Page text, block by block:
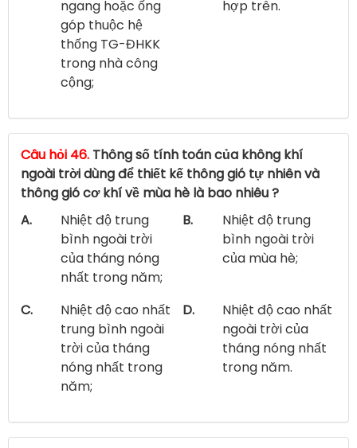
ngang hoặc ống
góp thuộc hệ
thống TG-ĐHKK
trong nhà công
cộng;
hợp trên.
Câu hỏi 46. Thông số tính toán của không khí
ngoài trời dùng để thiết kế thông gió tự nhiên và
thông gió cơ khí về mùa hè là bao nhiêu ?
A.
Nhiệt độ trung
bình ngoài trời
của tháng nóng
nhất trong năm;
B.
Nhiệt độ trung
bình ngoài trời
của mùa hè;
C.
Nhiệt độ cao nhất
trung bình ngoài
trời của tháng
nóng nhất trong
năm;
D.
Nhiệt độ cao nhất
ngoài trời của
tháng nóng nhất
trong năm.